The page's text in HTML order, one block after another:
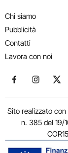
Chi siamo
Pubblicità
Contatti
Lavora con noi
Seguici su
Seguici
Sito realizzato
n. 385 del 19/